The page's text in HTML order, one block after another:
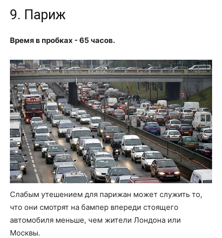
9. Париж
Время в пробках - 65 часов.
Слабым утешением для парижан может служить то,
что они смотрят на бампер впереди стоящего
автомобиля меньше, чем жители Лондона или
Москвы.